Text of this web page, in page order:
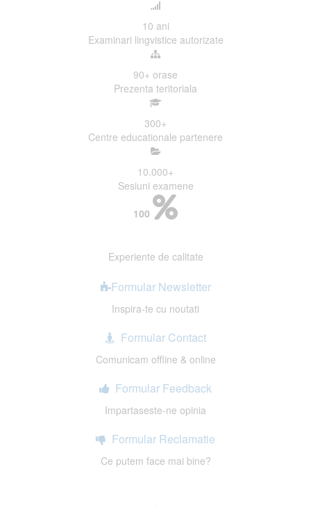
10 ani
Examinari lingvistice autorizate
90+ orase
Prezenta teritoriala
300+
Centre educationale partenere
10.000+
Sesiuni examene
100
Experiente de calitate
Formular Newsletter
Inspira-te cu noutati
Formular Contact
Comunicam offline & online
Formular Feedback
Impartaseste-ne opinia
Formular Reclamatie
Ce putem face mai bine?